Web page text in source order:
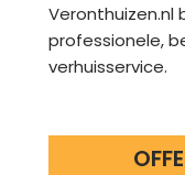
Veronthuizen.nl
professionele,
verhuisservice.